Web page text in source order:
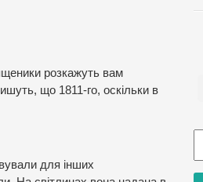
розкажуть вам
що 1811-го, оскільки в
для інших